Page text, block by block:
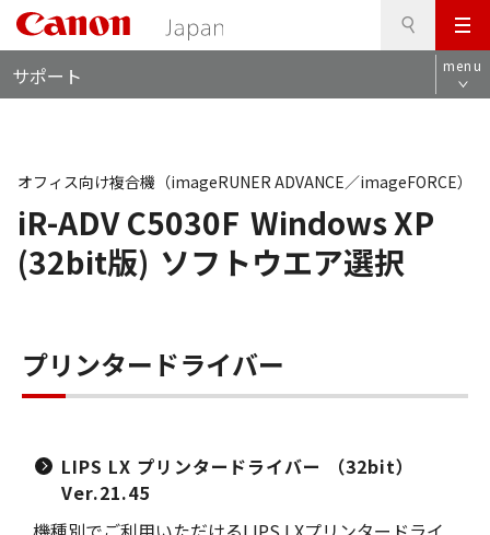
メ
ニ
ュ
サポート menu
iR-ADV C5030F Windows XP
(32bit版) ソフトウエア選択
オフィス向け複合機（imageRUNER ADVANCE／imageFORCE）
プリンタードライバー
LIPS LX プリンタードライバー （32bit）
Ver.21.45